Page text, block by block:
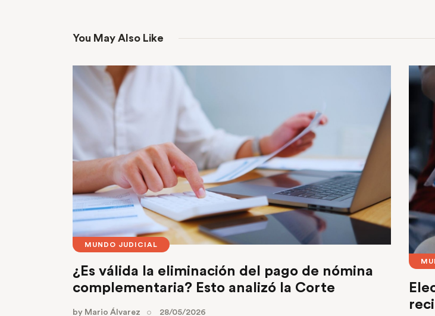
You May Also Like
MUNDO JUDICIAL
¿Es válida la eliminación del pago de nómina
complementaria? Esto analizó la Corte
by Mario Álvarez 28/05/2026